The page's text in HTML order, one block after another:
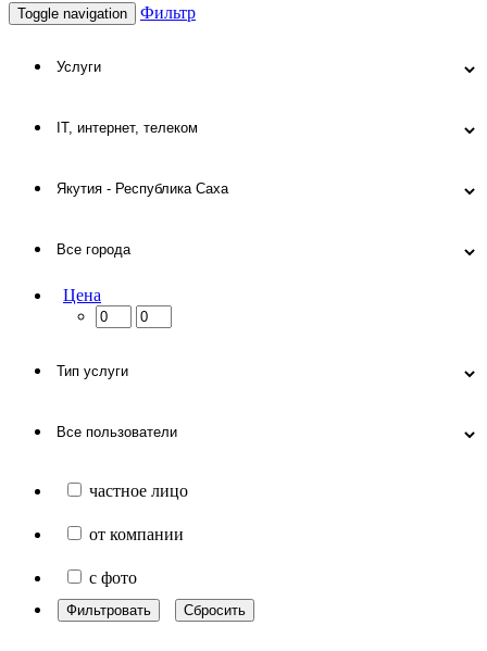
Toggle navigation Фильтр
Цена
частное лицо
от компании
с фото
Фильтровать Сбросить